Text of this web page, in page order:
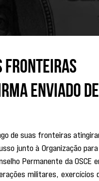
fronteiras
enviado de
de suas fronteiras
junto à Organização
Permanente da OSCE
militares, exercícios